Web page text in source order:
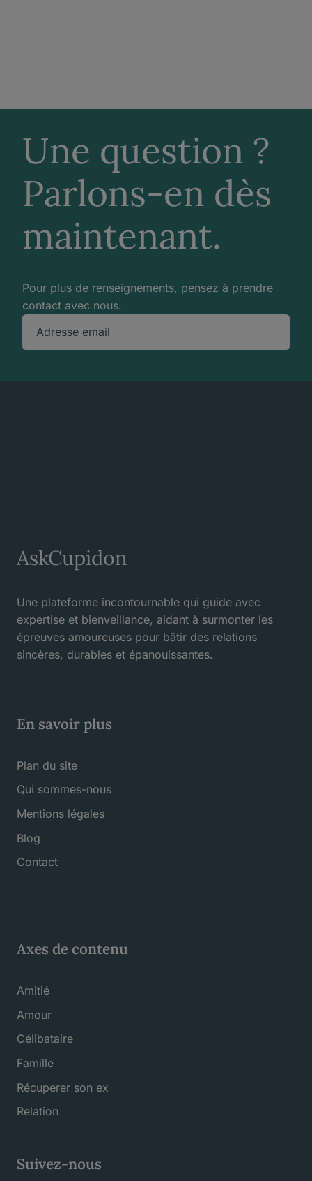
Une question ?
Parlons-en dès
maintenant.
Pour plus de renseignements, pensez à prendre
contact avec nous.
Adresse email
AskCupidon
Une plateforme incontournable qui guide avec
expertise et bienveillance, aidant à surmonter les
épreuves amoureuses pour bâtir des relations
sincères, durables et épanouissantes.
En savoir plus
Plan du site
Qui sommes-nous
Mentions légales
Blog
Contact
Axes de contenu
Amitié
Amour
Célibataire
Famille
Récuperer son ex
Relation
Suivez-nous